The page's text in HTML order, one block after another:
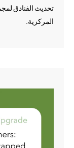
تحديث الفنادق
المركزية.